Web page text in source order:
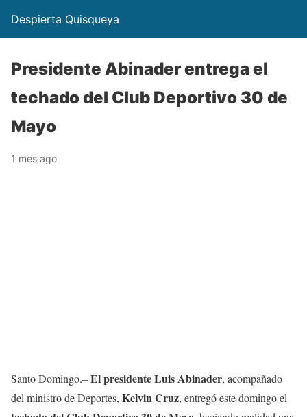
Despierta Quisqueya
Presidente Abinader entrega el
techado del Club Deportivo 30 de
Mayo
1 mes ago
Santo Domingo.–El presidente Luis Abinader, acompañado
del ministro de Deportes, Kelvin Cruz, entregó este domingo el